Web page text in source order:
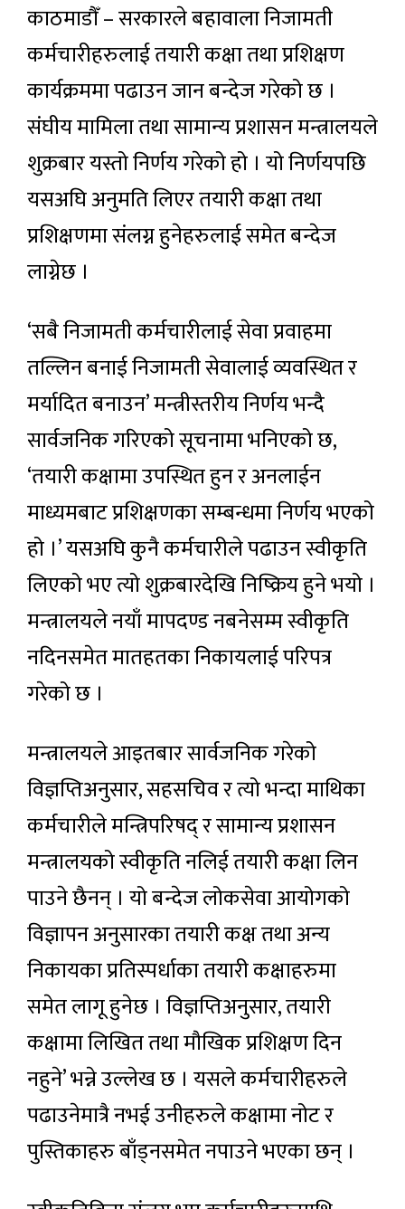
काठमाडौँ – सरकारले बहावाला निजामती
कर्मचारीहरुलाई तयारी कक्षा तथा प्रशिक्षण
कार्यक्रममा पढाउन जान बन्देज गरेको छ ।
संघीय मामिला तथा सामान्य प्रशासन मन्त्रालयले
शुक्रबार यस्तो निर्णय गरेको हो । यो निर्णयपछि
यसअघि अनुमति लिएर तयारी कक्षा तथा
प्रशिक्षणमा संलग्न हुनेहरुलाई समेत बन्देज
लाग्नेछ ।
‘सबै निजामती कर्मचारीलाई सेवा प्रवाहमा
तल्लिन बनाई निजामती सेवालाई व्यवस्थित र
मर्यादित बनाउन’ मन्त्रीस्तरीय निर्णय भन्दै
सार्वजनिक गरिएको सूचनामा भनिएको छ,
‘तयारी कक्षामा उपस्थित हुन र अनलाईन
माध्यमबाट प्रशिक्षणका सम्बन्धमा निर्णय भएको
हो ।’ यसअघि कुनै कर्मचारीले पढाउन स्वीकृति
लिएको भए त्यो शुक्रबारदेखि निष्क्रिय हुने भयो ।
मन्त्रालयले नयाँ मापदण्ड नबनेसम्म स्वीकृति
नदिनसमेत मातहतका निकायलाई परिपत्र
गरेको छ ।
मन्त्रालयले आइतबार सार्वजनिक गरेको
विज्ञप्तिअनुसार, सहसचिव र त्यो भन्दा माथिका
कर्मचारीले मन्त्रिपरिषद् र सामान्य प्रशासन
मन्त्रालयको स्वीकृति नलिई तयारी कक्षा लिन
पाउने छैनन् । यो बन्देज लोकसेवा आयोगको
विज्ञापन अनुसारका तयारी कक्ष तथा अन्य
निकायका प्रतिस्पर्धाका तयारी कक्षाहरुमा
समेत लागू हुनेछ । विज्ञप्तिअनुसार, तयारी
कक्षामा लिखित तथा मौखिक प्रशिक्षण दिन
नहुने’ भन्ने उल्लेख छ । यसले कर्मचारीहरुले
पढाउनेमात्रै नभई उनीहरुले कक्षामा नोट र
पुस्तिकाहरु बाँड्नसमेत नपाउने भएका छन् ।